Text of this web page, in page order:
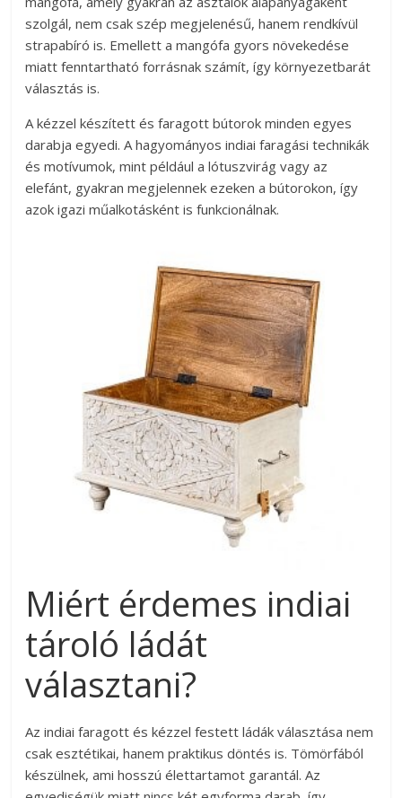
szolgál, nem csak szép megjelenésű, hanem rendkívül
strapabíró is. Emellett a mangófa gyors növekedése
miatt fenntartható forrásnak számít, így környezetbarát
választás is.
A kézzel készített és faragott bútorok minden egyes
darabja egyedi. A hagyományos indiai faragási technikák
és motívumok, mint például a lótuszvirág vagy az
elefánt, gyakran megjelennek ezeken a bútorokon, így
azok igazi műalkotásként is funkcionálnak.
Miért érdemes indiai
tároló ládát
választani?
Az indiai faragott és kézzel festett ládák választása nem
csak esztétikai, hanem praktikus döntés is. Tömörfából
készülnek, ami hosszú élettartamot garantál. Az